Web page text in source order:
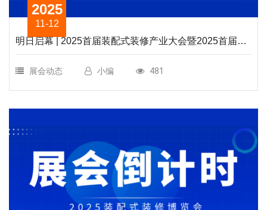
2025
11-12
明日启幕 | 2025首届装配式装修产业大会暨2025首届嘉
兴装配式装修产业博览会倒计时1天
展会动态 小编 481